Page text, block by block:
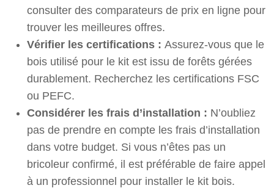
consulter des comparateurs de prix en ligne pour
trouver les meilleures offres.
Vérifier les certifications : Assurez-vous que le
bois utilisé pour le kit est issu de forêts gérées
durablement. Recherchez les certifications FSC
ou PEFC.
Considérer les frais d’installation : N’oubliez
pas de prendre en compte les frais d’installation
dans votre budget. Si vous n’êtes pas un
bricoleur confirmé, il est préférable de faire appel
à un professionnel pour installer le kit bois.